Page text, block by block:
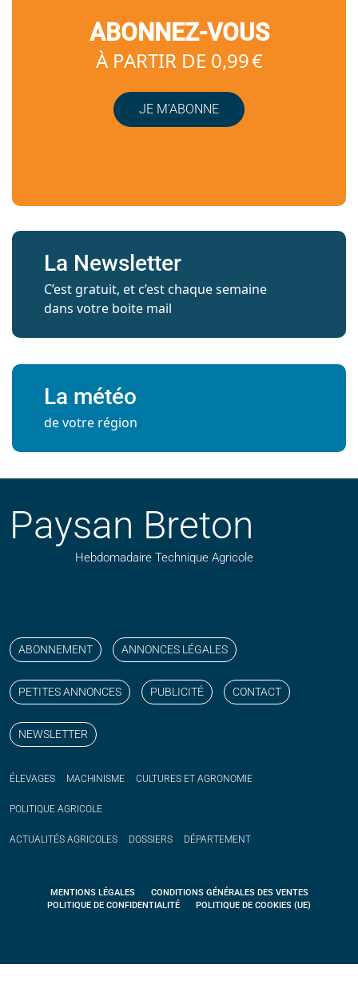
ABONNEZ-VOUS
À PARTIR DE 0,99 €
JE M’ABONNE
La Newsletter
C’est gratuit, et c’est chaque semaine
dans votre boite mail
La météo
de votre région
Paysan Breton
Hebdomadaire Technique Agricole
ABONNEMENT ANNONCES LÉGALES
PETITES ANNONCES PUBLICITÉ CONTACT
NEWSLETTER
ÉLEVAGES MACHINISME CULTURES ET AGRONOMIE
POLITIQUE AGRICOLE
ACTUALITÉS AGRICOLES DOSSIERS DÉPARTEMENT
MENTIONS LÉGALES
CONDITIONS GÉNÉRALES DES VENTES
POLITIQUE DE CONFIDENTIALITÉ
POLITIQUE DE COOKIES (UE)